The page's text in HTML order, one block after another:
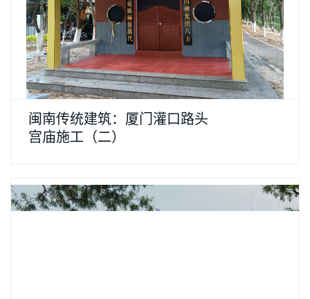
闽南传统建筑：厦门灌口路头
宫庙施工（二）